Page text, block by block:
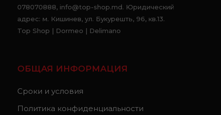
078070888, info@top-shop.md. Юридический
адрес: м. Кишинев, ул. Букурешть, 96, кв.13.
Top Shop | Dormeo | Delimano
ОБЩАЯ ИНФОРМАЦИЯ
Сроки и условия
Политика конфиденциальности